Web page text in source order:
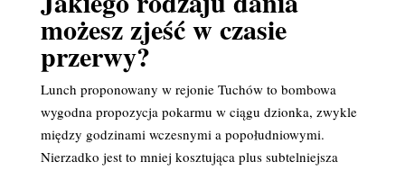
możesz zjeść w czasie
przerwy?
Lunch proponowany w rejonie Tuchów to bombowa
wygodna propozycja pokarmu w ciągu dzionka, zwykle
między godzinami wczesnymi a popołudniowymi.
Nierzadko jest to mniej kosztująca plus subtelniejsza